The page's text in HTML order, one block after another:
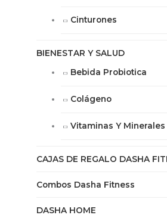
Cinturones
BIENESTAR Y SALUD
Bebida Probiotica
Colágeno
Vitaminas Y Minerales
CAJAS DE REGALO DASHA
Combos Dasha Fitness
DASHA HOME